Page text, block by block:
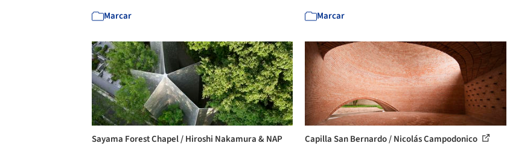
Marcar Marcar
Sayama Forest Chapel / Hiroshi Nakamura & NAP Capilla San Bernardo / Nicolás Campodonico